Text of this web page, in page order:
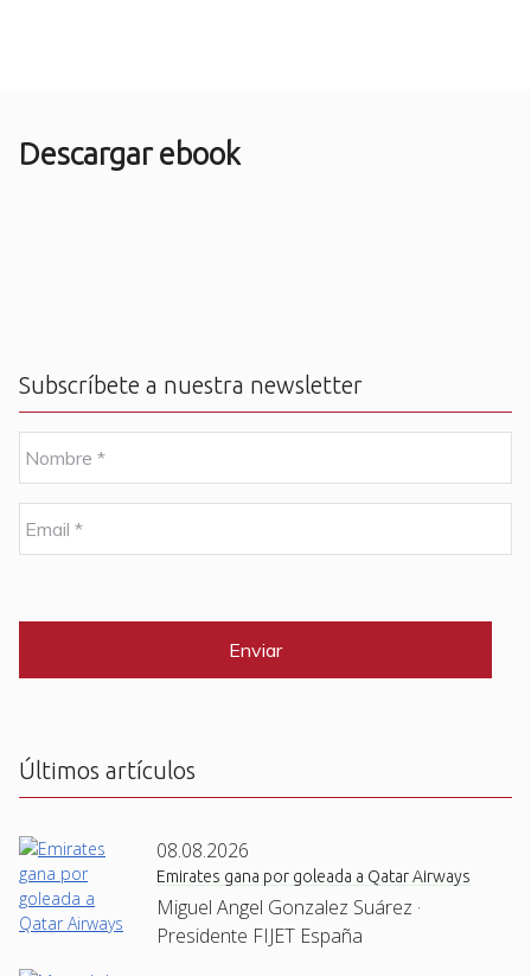
Descargar ebook
Subscríbete a nuestra newsletter
o
m
e
m
a
C
Últimos artículos
08.08.2026
Emirates gana por goleada a Qatar Airways
Miguel Angel Gonzalez Suárez ·
Presidente FIJET España